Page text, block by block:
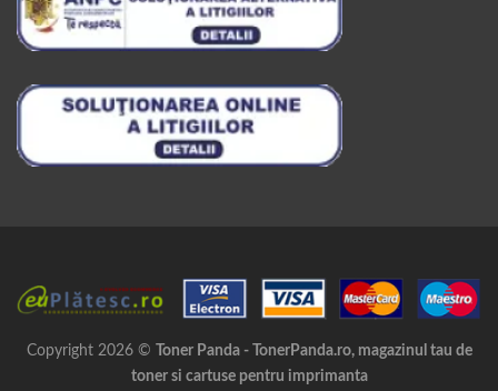
Copyright 2026 © Toner Panda - TonerPanda.ro, magazinul tau de
toner si cartuse pentru imprimanta